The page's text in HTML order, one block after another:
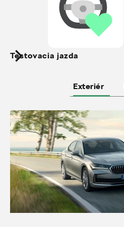
Testovacia jazda
Exteriér